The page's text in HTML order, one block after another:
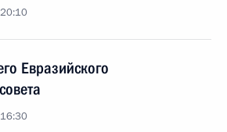
Евразийского